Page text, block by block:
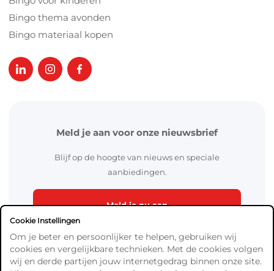
Bingo thema avonden
Bingo materiaal kopen
Meld je aan voor onze nieuwsbrief
Blijf op de hoogte van nieuws en speciale
aanbiedingen.
Meld je nu aan
Cookie Instellingen
Om je beter en persoonlijker te helpen, gebruiken wij
cookies en vergelijkbare technieken. Met de cookies volgen
wij en derde partijen jouw internetgedrag binnen onze site.